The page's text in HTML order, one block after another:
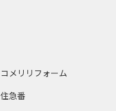
コメリリフォーム
住急番